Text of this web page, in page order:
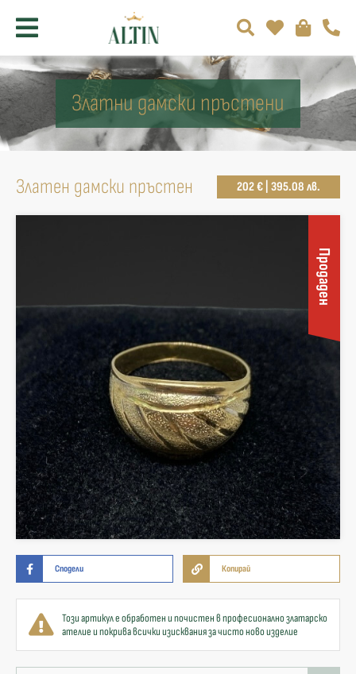
Златни дамски пръстени
Златен дамски пръстен 202 € | 395.08 лв.
Продаден
Сподели Копирай
Този артикул е обработен и почистен в професионално златарско
ателие и покрива всички изисквания за чисто ново изделие